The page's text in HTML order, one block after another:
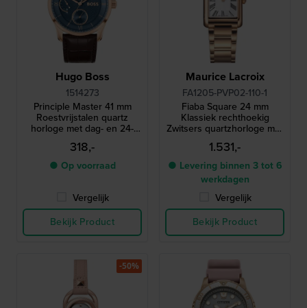
Hugo Boss
1514273
Principle Master 41 mm
Roestvrijstalen quartz
horloge met dag- en 24-
uurs wijzerplaat
318,-
● Op voorraad
Vergelijk
Bekijk Product
Maurice Lacroix
FA1205-PVP02-110-1
Fiaba Square 24 mm
Klassiek rechthoekig
Zwitsers quartzhorloge met
Romeinse indexen
1.531,-
● Levering binnen 3 tot 6
werkdagen
Vergelijk
Bekijk Product
-50%